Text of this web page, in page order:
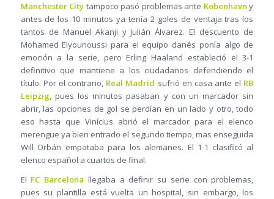
Manchester City tampoco pasó problemas ante Kobenhavn y
antes de los 10 minutos ya tenía 2 goles de ventaja tras los
tantos de Manuel Akanji y Julián Álvarez. El descuento de
Mohamed Elyounoussi para el equipo danés ponía algo de
emoción a la serie, pero Erling Haaland estableció el 3-1
definitivo que mantiene a los ciudadanos defendiendo el
título. Por el contrario, Real Madrid sufrió en casa ante el RB
Leipzig, pues los minutos pasaban y con un marcador sin
abrir, las opciones de gol se perdían en un lado y otro, todo
eso hasta que Vinícius abrió el marcador para el elenco
merengue ya bien entrado el segundo tiempo, mas enseguida
Will Orbán empataba para los alemanes. El 1-1 clasificó al
elenco español a cuartos de final.
El FC Barcelona llegaba a definir su serie con problemas,
pues su plantilla está vuelta un hospital, sin embargo, los